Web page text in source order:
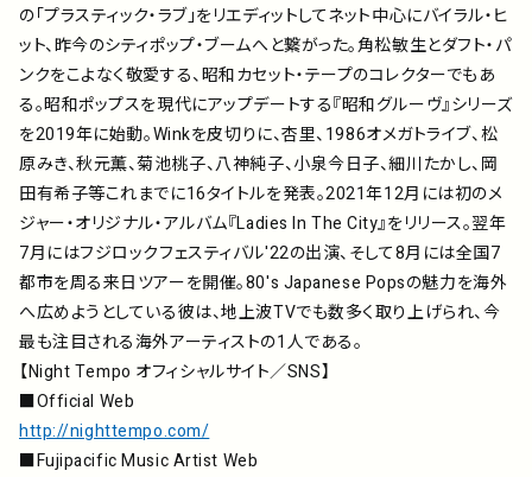
の「プラスティック・ラブ」をリエディットしてネット中心にバイラル・ヒ
ット、昨今のシティポップ・ブームへと繋がった。角松敏生とダフト・パ
ンクをこよなく敬愛する、昭和カセット・テープのコレクターでもあ
る。昭和ポップスを現代にアップデートする『昭和グルーヴ』シリーズ
を2019年に始動。Winkを皮切りに、杏里、1986オメガトライブ、松
原みき、秋元薫、菊池桃子、八神純子、小泉今日子、細川たかし、岡
田有希子等これまでに16タイトルを発表。2021年12月には初のメ
ジャー・オリジナル・アルバム『Ladies In The City』をリリース。翌年
7月にはフジロックフェスティバル'22の出演、そして8月には全国7
都市を周る来日ツアーを開催。80's Japanese Popsの魅力を海外
へ広めようとしている彼は、地上波TVでも数多く取り上げられ、今
最も注目される海外アーティストの1人である。
【Night Tempo オフィシャルサイト／SNS】
■Official Web
http://nighttempo.com/
■Fujipacific Music Artist Web